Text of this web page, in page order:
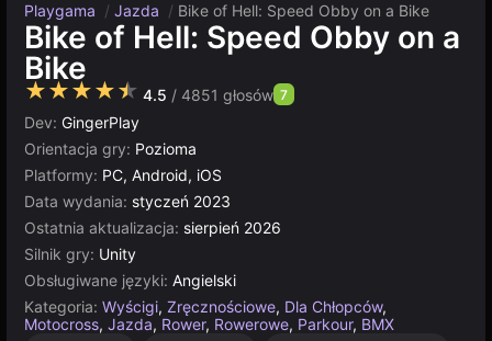
Playgama / Jazda / Bike of Hell: Speed Obby on a Bike
Bike of Hell: Speed Obby on a
Bike
★★★★★ 4.5 / 4851 głosów 7
Dev: GingerPlay
Orientacja gry: Pozioma
Platformy: PC, Android, iOS
Data wydania: styczeń 2023
Ostatnia aktualizacja: sierpień 2026
Silnik gry: Unity
Obsługiwane języki: Angielski
Kategoria: Wyścigi, Zręcznościowe, Dla Chłopców,
Motocross, Jazda, Rower, Rowerowe, Parkour, BMX